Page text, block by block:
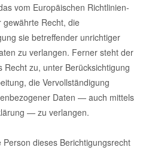
vom Europäischen Richtlinien-
gewährte Recht, die
sie betreffender unrichtiger
zu verlangen. Ferner steht der
Recht zu, unter Berücksichtigung
die Vervollständigung
Daten — auch mittels
— zu verlangen.
dieses Berichtigungsrecht